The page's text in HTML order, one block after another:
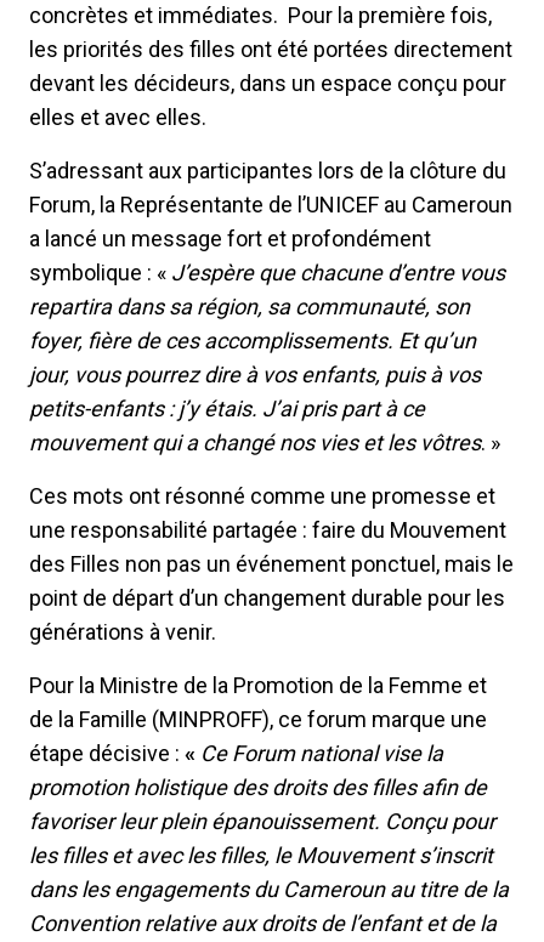
concrètes et immédiates. Pour la première fois,
les priorités des filles ont été portées directement
devant les décideurs, dans un espace conçu pour
elles et avec elles.
S’adressant aux participantes lors de la clôture du
Forum, la Représentante de l’UNICEF au Cameroun
a lancé un message fort et profondément
symbolique : « J’espère que chacune d’entre vous
repartira dans sa région, sa communauté, son
foyer, fière de ces accomplissements. Et qu’un
jour, vous pourrez dire à vos enfants, puis à vos
petits-enfants : j’y étais. J’ai pris part à ce
mouvement qui a changé nos vies et les vôtres. »
Ces mots ont résonné comme une promesse et
une responsabilité partagée : faire du Mouvement
des Filles non pas un événement ponctuel, mais le
point de départ d’un changement durable pour les
générations à venir.
Pour la Ministre de la Promotion de la Femme et
de la Famille (MINPROFF), ce forum marque une
étape décisive : « Ce Forum national vise la
promotion holistique des droits des filles afin de
favoriser leur plein épanouissement. Conçu pour
les filles et avec les filles, le Mouvement s’inscrit
dans les engagements du Cameroun au titre de la
Convention relative aux droits de l’enfant et de la